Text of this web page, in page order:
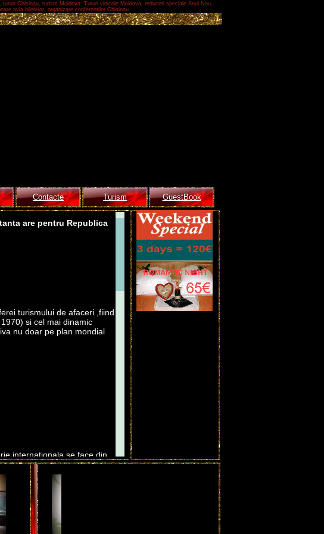
Chisinau, turism Moldova: Tururi vinicole Moldova, reduceri speciale Anul Nou,
avia biletelor, organizare conferentilor Chisinau.
Contacte Turism GuestBook
are pentru Republica
turismului de afaceri ,fiind
si cel mai dinamic
nu doar pe plan mondial
internationala se face din
din fluxul general de
turistice ii revine
in uzul international a
ce caracterizeaza
afaceri: M-